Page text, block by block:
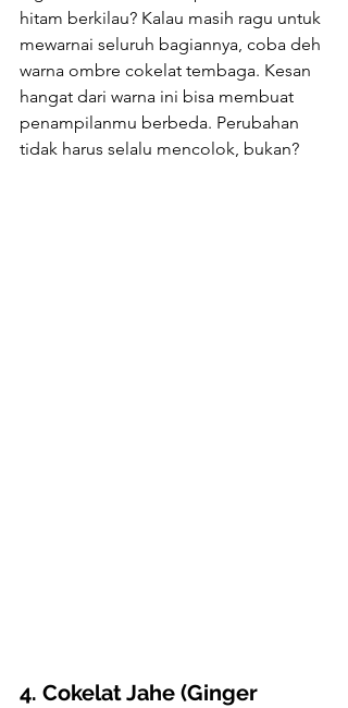
hitam berkilau? Kalau masih ragu untuk
mewarnai seluruh bagiannya, coba deh
warna ombre cokelat tembaga. Kesan
hangat dari warna ini bisa membuat
penampilanmu berbeda. Perubahan
tidak harus selalu mencolok, bukan?
4. Cokelat Jahe (Ginger